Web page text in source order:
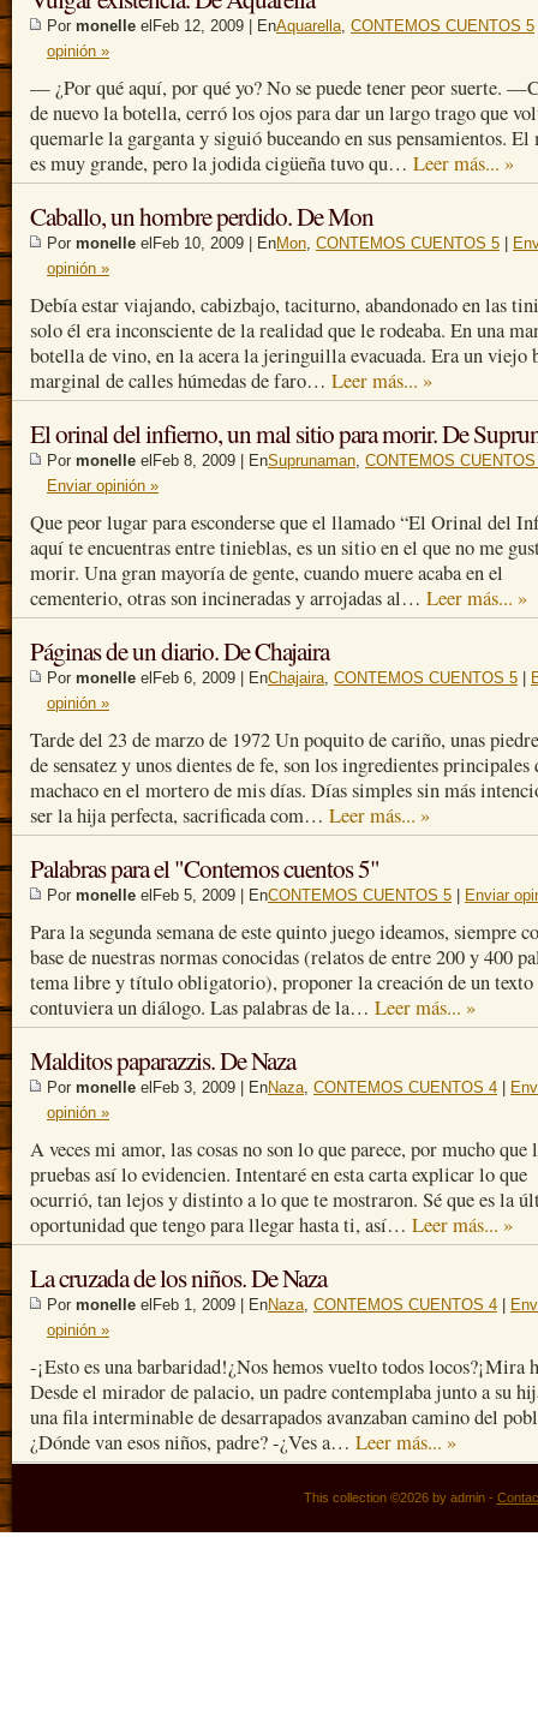
Por monelle elFeb 12, 2009 | EnAquarella, CONTEMOS CUENTOS 5
opinión »
— ¿Por qué aquí, por qué yo? No se puede tener peor suerte.
de nuevo la botella, cerró los ojos para dar un largo trago que
quemarle la garganta y siguió buceando en sus pensamientos. El
es muy grande, pero la jodida cigüeña tuvo qu… Leer más... »
Caballo, un hombre perdido. De Mon
Por monelle elFeb 10, 2009 | EnMon, CONTEMOS CUENTOS 5
opinión »
Debía estar viajando, cabizbajo, taciturno, abandonado en las
solo él era inconsciente de la realidad que le rodeaba. En una
botella de vino, en la acera la jeringuilla evacuada. Era un viejo
marginal de calles húmedas de faro… Leer más... »
El orinal del infierno, un mal sitio para morir. De
Por monelle elFeb 8, 2009 | EnSuprunaman, CONTEMOS
Enviar opinión »
Que peor lugar para esconderse que el llamado “El Orinal del
aquí te encuentras entre tinieblas, es un sitio en el que no me
morir. Una gran mayoría de gente, cuando muere acaba en el
cementerio, otras son incineradas y arrojadas al… Leer más... »
Páginas de un diario. De Chajaira
Por monelle elFeb 6, 2009 | EnChajaira, CONTEMOS CUENTOS 5
opinión »
Tarde del 23 de marzo de 1972 Un poquito de cariño, unas
de sensatez y unos dientes de fe, son los ingredientes principales
machaco en el mortero de mis días. Días simples sin más
ser la hija perfecta, sacrificada com… Leer más... »
Palabras para el "Contemos cuentos 5"
Por monelle elFeb 5, 2009 | EnCONTEMOS CUENTOS 5 Enviar
Para la segunda semana de este quinto juego ideamos, siempre
base de nuestras normas conocidas (relatos de entre 200 y 400
tema libre y título obligatorio), proponer la creación de un texto
contuviera un diálogo. Las palabras de la… Leer más... »
Malditos paparazzis. De Naza
Por monelle elFeb 3, 2009 | EnNaza, CONTEMOS CUENTOS 4
opinión »
A veces mi amor, las cosas no son lo que parece, por mucho que
pruebas así lo evidencien. Intentaré en esta carta explicar lo que
ocurrió, tan lejos y distinto a lo que te mostraron. Sé que es la
oportunidad que tengo para llegar hasta ti, así… Leer más... »
La cruzada de los niños. De Naza
Por monelle elFeb 1, 2009 | EnNaza, CONTEMOS CUENTOS 4
opinión »
-¡Esto es una barbaridad!¿Nos hemos vuelto todos locos?¡Mira
Desde el mirador de palacio, un padre contemplaba junto a su
una fila interminable de desarrapados avanzaban camino del
¿Dónde van esos niños, padre? -¿Ves a… Leer más... »
This collection ©2026 by admin -